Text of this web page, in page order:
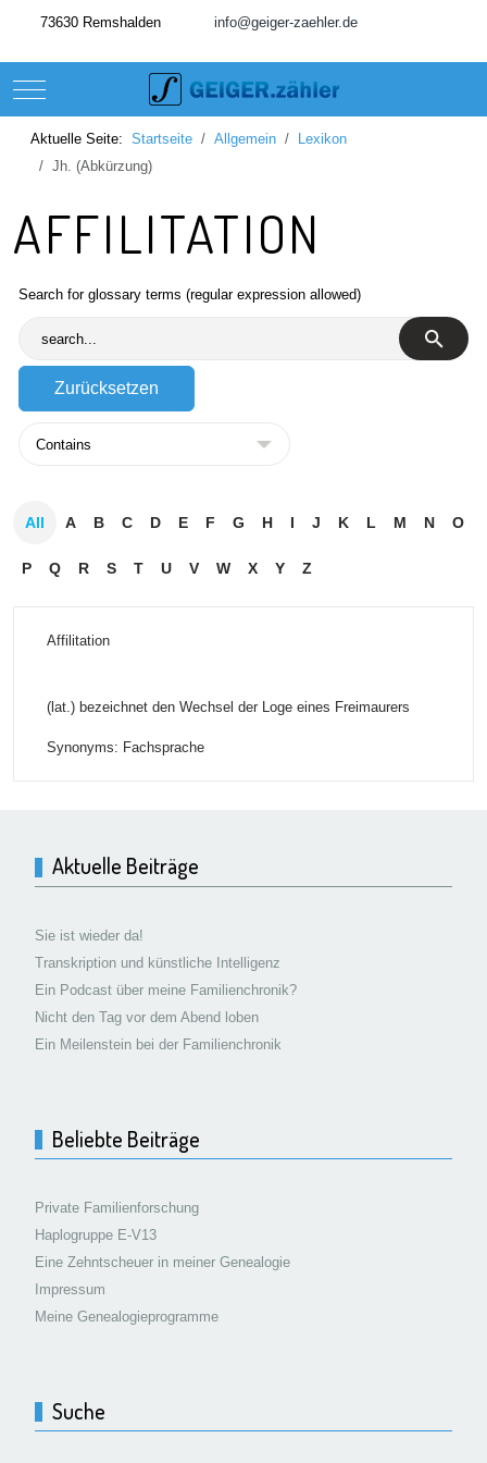
73630 Remshalden info@geiger-zaehler.de
Mobile Menu Toggle
Aktuelle Seite: Startseite Allgemein
Lexikon
Jh. (Abkürzung)
AFFILITATION
Search for glossary terms (regular expression allowed)
All A B C D E F G H I J K L M N O
P Q R S T U V W X Y Z
Affilitation
(lat.) bezeichnet den Wechsel der Loge eines Freimaurers
Synonyms: Fachsprache
Aktuelle Beiträge
Sie ist wieder da!
Transkription und künstliche Intelligenz
Ein Podcast über meine Familienchronik?
Nicht den Tag vor dem Abend loben
Ein Meilenstein bei der Familienchronik
Beliebte Beiträge
Private Familienforschung
Haplogruppe E-V13
Eine Zehntscheuer in meiner Genealogie
Impressum
Meine Genealogieprogramme
Suche